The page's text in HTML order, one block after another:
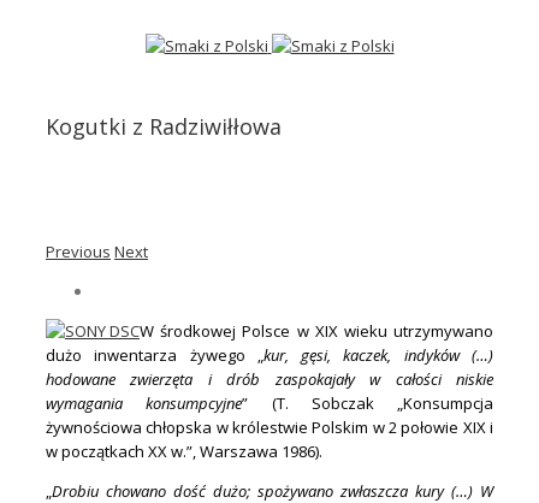
Kogutki z Radziwiłłowa
Previous Next
W środkowej Polsce w XIX wieku utrzymywano
dużo inwentarza żywego „kur, gęsi, kaczek, indyków (…)
hodowane zwierzęta i drób zaspokajały w całości niskie
wymagania konsumpcyjne” (T. Sobczak „Konsumpcja
żywnościowa chłopska w królestwie Polskim w 2 połowie XIX i
w początkach XX w.”, Warszawa 1986).
„Drobiu chowano dość dużo; spożywano zwłaszcza kury (…) W